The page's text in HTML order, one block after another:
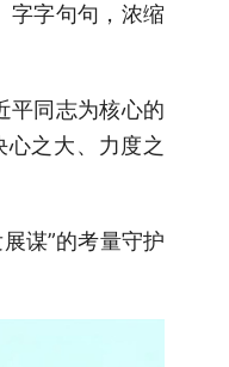
字字句句，浓缩
平同志为核心的
之大、力度之
谋”的考量守护